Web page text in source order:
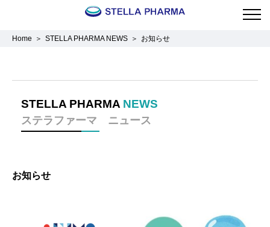
Home STELLA PHARMA NEWS お知らせ
STELLA PHARMA NEWS
ステラファーマ ニュース
お知らせ